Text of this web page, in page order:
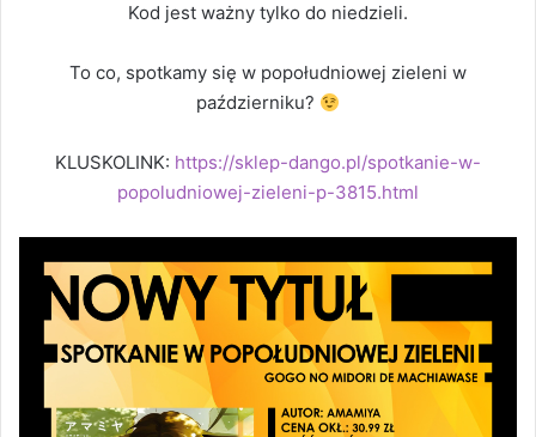
Kod jest ważny tylko do niedzieli.
To co, spotkamy się w popołudniowej zieleni w
październiku?
KLUSKOLINK: https://sklep-dango.pl/spotkanie-w-
popoludniowej-zieleni-p-3815.html